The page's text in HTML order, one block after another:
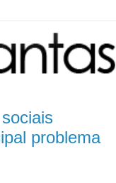
problema